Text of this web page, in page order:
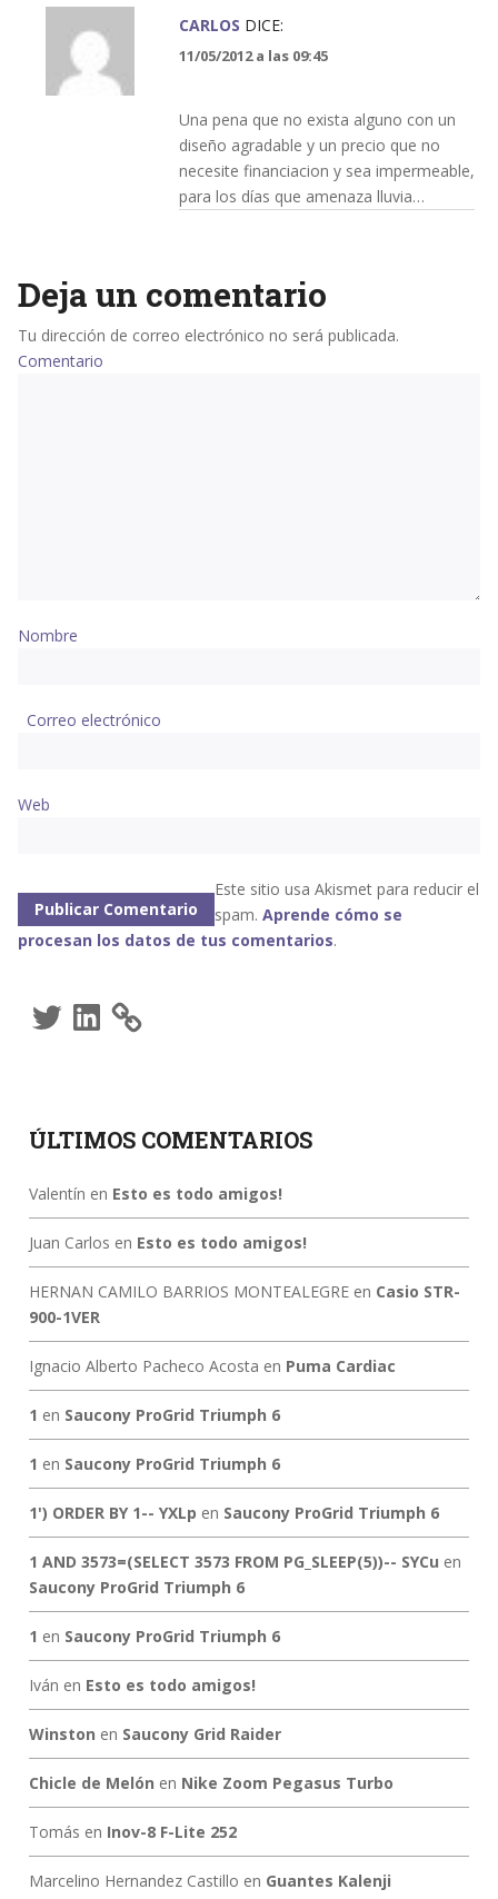
CARLOS DICE:
11/05/2012 a las 09:45
Una pena que no exista alguno con un
diseño agradable y un precio que no
necesite financiacion y sea impermeable,
para los días que amenaza lluvia…
Deja un comentario
Tu dirección de correo electrónico no será publicada.
Comentario
Nombre
Correo electrónico
Web
Este sitio usa Akismet para reducir el
spam. Aprende cómo se
procesan los datos de tus comentarios.
TwitterLinkedIn
ÚLTIMOS COMENTARIOS
Valentín en Esto es todo amigos!
Juan Carlos en Esto es todo amigos!
HERNAN CAMILO BARRIOS MONTEALEGREen Casio STR-
900-1VER
Ignacio Alberto Pacheco Acosta en Puma Cardiac
1 en Saucony ProGrid Triumph 6
1 en Saucony ProGrid Triumph 6
1') ORDER BY 1-- YXLp en Saucony ProGrid Triumph 6
1 AND 3573=(SELECT 3573 FROM PG_SLEEP(5))-- SYCu en
Saucony ProGrid Triumph 6
1 en Saucony ProGrid Triumph 6
Iván en Esto es todo amigos!
Winston en Saucony Grid Raider
Chicle de Melón en Nike Zoom Pegasus Turbo
Tomás en Inov-8 F-Lite 252
Marcelino Hernandez Castillo en Guantes Kalenji